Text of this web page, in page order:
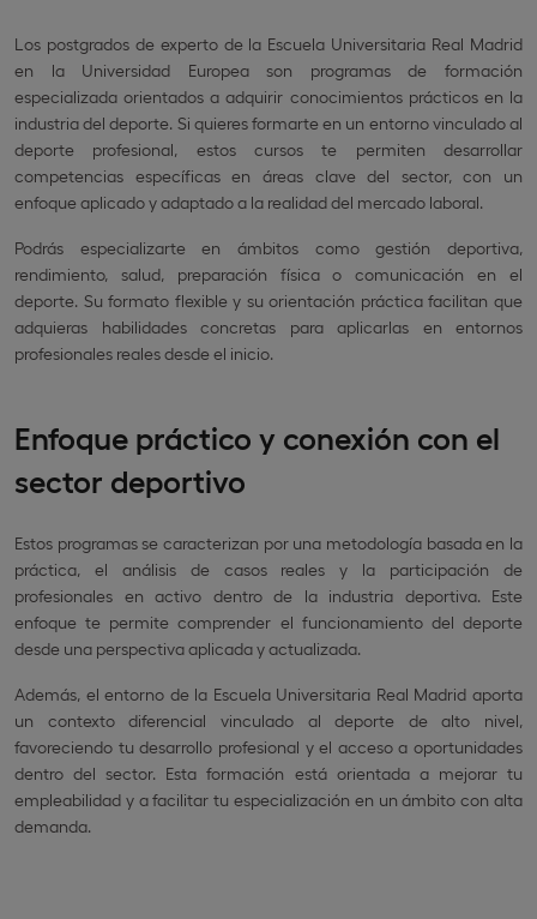
Los postgrados de experto de la Escuela Universitaria Real Madrid
en la Universidad Europea son programas de formación
especializada orientados a adquirir conocimientos prácticos en la
industria del deporte. Si quieres formarte en un entorno vinculado al
deporte profesional, estos cursos te permiten desarrollar
competencias específicas en áreas clave del sector, con un
enfoque aplicado y adaptado a la realidad del mercado laboral.
Podrás especializarte en ámbitos como gestión deportiva,
rendimiento, salud, preparación física o comunicación en el
deporte. Su formato flexible y su orientación práctica facilitan que
adquieras habilidades concretas para aplicarlas en entornos
profesionales reales desde el inicio.
Enfoque práctico y conexión con el
sector deportivo
Estos programas se caracterizan por una metodología basada en la
práctica, el análisis de casos reales y la participación de
profesionales en activo dentro de la industria deportiva. Este
enfoque te permite comprender el funcionamiento del deporte
desde una perspectiva aplicada y actualizada.
Además, el entorno de la Escuela Universitaria Real Madrid aporta
un contexto diferencial vinculado al deporte de alto nivel,
favoreciendo tu desarrollo profesional y el acceso a oportunidades
dentro del sector. Esta formación está orientada a mejorar tu
empleabilidad y a facilitar tu especialización en un ámbito con alta
demanda.